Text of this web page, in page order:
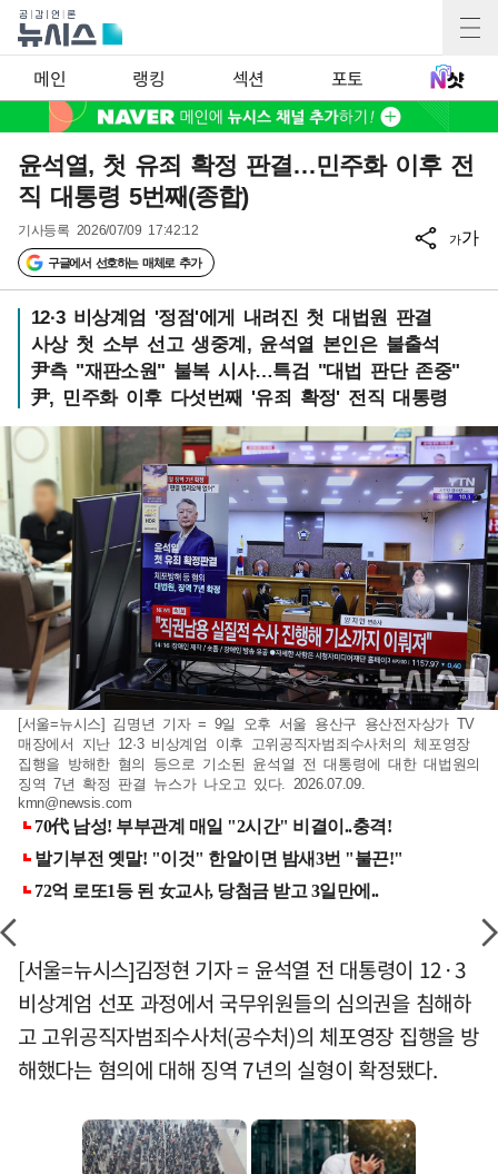
메인 랭킹 섹션 포토
윤석열, 첫 유죄 확정 판결…민주화 이후 전
직 대통령 5번째(종합)
기사등록 2026/07/09 17:42:12
구글에서 선호하는 매체로 추가
가가
12·3 비상계엄 '정점'에게 내려진 첫 대법원 판결
사상 첫 소부 선고 생중계, 윤석열 본인은 불출석
尹측 "재판소원" 불복 시사…특검 "대법 판단 존중"
尹, 민주화 이후 다섯번째 '유죄 확정' 전직 대통령
[서울=뉴시스] 김명년 기자 = 9일 오후 서울 용산구 용산전자상가 TV
매장에서 지난 12·3 비상계엄 이후 고위공직자범죄수사처의 체포영장
집행을 방해한 혐의 등으로 기소된 윤석열 전 대통령에 대한 대법원의
징역 7년 확정 판결 뉴스가 나오고 있다. 2026.07.09.
kmn@newsis.com
[서울=뉴시스]김정현 기자 = 윤석열 전 대통령이 12·3
비상계엄 선포 과정에서 국무위원들의 심의권을 침해하
고 고위공직자범죄수사처(공수처)의 체포영장 집행을 방
해했다는 혐의에 대해 징역 7년의 실형이 확정됐다.